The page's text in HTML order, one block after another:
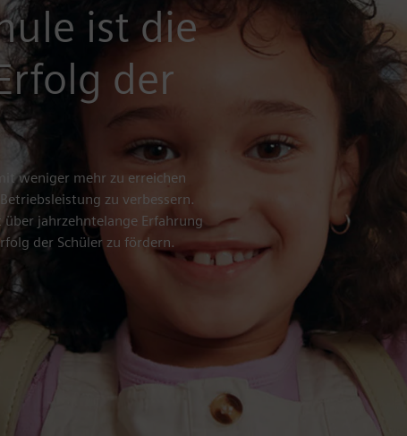
ist die
der
weniger mehr zu erreichen
zu verbessern.
jahrzehntelange Erfahrung
der Schüler zu fördern.